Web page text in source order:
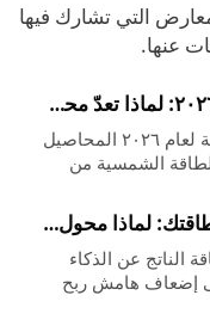
التي تشارك فيها
عنها.
التصدي لموجة الحر لعام ٢٠٢٦: لماذا تعدّ محولات ...
وبينما تهدّد موجة الحر العالمية لعام ٢٠٢٦ المحاصيل
الشمسية من
القصوى (MPPT) وحمايةً وفق تصنيف IP65. وهي
البديل الأمثل لمحولات شركة USFULL في مجال
المناطق النائية.
الذكاء الاصطناعي يسرق طاقتك: لماذا محول التردد ...
الناتج عن الذكاء
في عام ٢٠٢٦ إلى إضعاف هامش ربح